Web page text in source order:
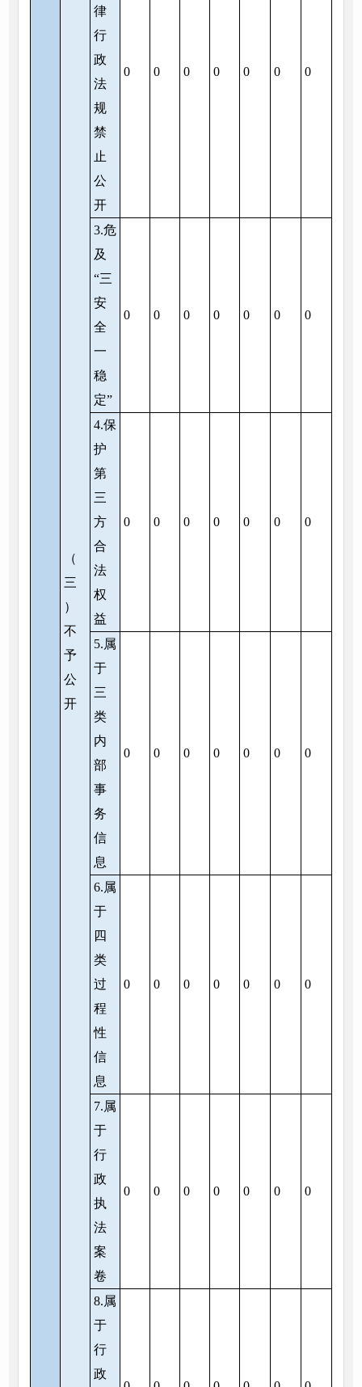
（
三
）
不
予
公
开
律
行
政
法
规
禁
止
公
开
0 0 0 0 0 0 0
3.危
及
“三
安
全
一
稳
定”
0 0 0 0 0 0 0
4.保
护
第
三
方
合
法
权
益
0 0 0 0 0 0 0
5.属
于
三
类
内
部
事
务
信
息
0 0 0 0 0 0 0
6.属
于
四
类
过
程
性
信
息
0 0 0 0 0 0 0
7.属
于
行
政
执
法
案
卷
0 0 0 0 0 0 0
8.属
于
行
政